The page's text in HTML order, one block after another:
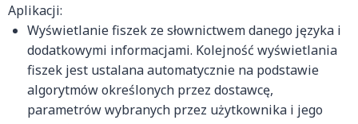
Aplikacji:
Wyświetlanie fiszek ze słownictwem danego języka i
dodatkowymi informacjami. Kolejność wyświetlania
fiszek jest ustalana automatycznie na podstawie
algorytmów określonych przez dostawcę,
parametrów wybranych przez użytkownika i jego